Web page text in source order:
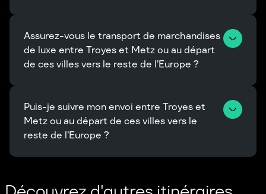
Assurez-vous le transport de marchandises
de luxe entre Troyes et Metz ou au départ
de ces villes vers le reste de l’Europe ?
Puis-je suivre mon envoi entre Troyes et
Metz ou au départ de ces villes vers le
reste de l’Europe ?